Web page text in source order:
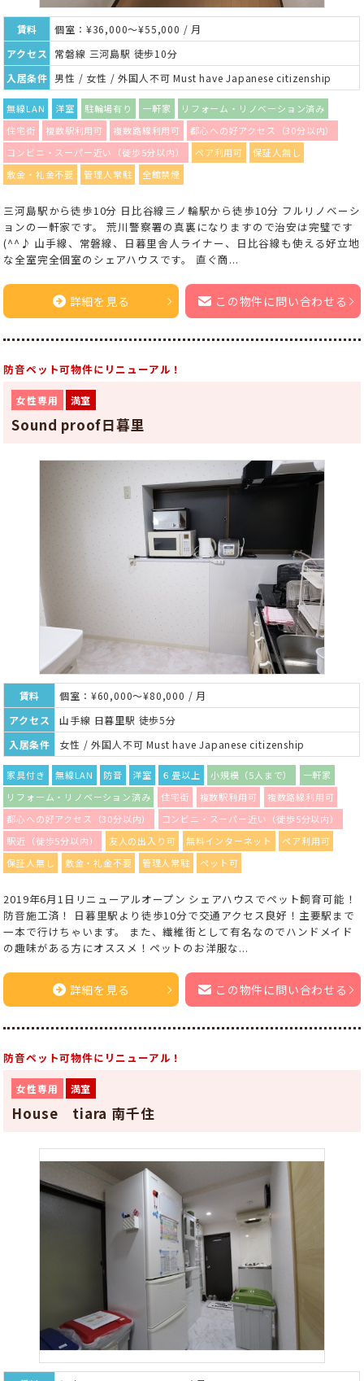
賃料
個室：¥36,000～¥55,000 / 月
アクセス
常磐線 三河島駅 徒歩10分
入居条件 男性 / 女性 / 外国人不可 Must have Japanese citizenship
無線LAN 洋室 駐輪場有り 一軒家
リフォーム・リノベーション済み
住宅街
複数駅利用可 複数路線利用可
都心への好アクセス（30分以内）
コンビニ・スーパー近い（徒歩5分以内）
ペア利用可
保証人無し
敷金・礼金不要
管理人常駐 全館禁煙
三河島駅から徒歩10分 日比谷線三ノ輪駅から徒歩10分 フルリノベーシ
ョンの一軒家です。 荒川警察署の真裏になりますので治安は完璧です
(^^♪ 山手線、常磐線、日暮里舎人ライナー、日比谷線も使える好立地
な全室完全個室のシェアハウスです。 直ぐ商...
詳細を見る この物件に問い合わせる
防音ペット可物件にリニューアル！
女性専用 満室
Sound proof日暮里
賃料
個室：¥60,000～¥80,000 / 月
アクセス
山手線 日暮里駅 徒歩5分
入居条件
女性 / 外国人不可 Must have Japanese citizenship
家具付き 無線LAN 防音 洋室 ６畳以上 小規模（5人まで）
一軒家
リフォーム・リノベーション済み
住宅街 複数駅利用可
複数路線利用可
都心への好アクセス（30分以内）
コンビニ・スーパー近い（徒歩5分以内）
駅近（徒歩5分以内）
友人の出入り可 無料インターネット
ペア利用可
保証人無し
敷金・礼金不要 管理人常駐 ペット可
2019年6月1日リニューアルオープン シェアハウスでペット飼育可能！
防音施工済！ 日暮里駅より徒歩10分で交通アクセス良好！主要駅まで
一本で行けちゃいます。 また、繊維街として有名なのでハンドメイド
の趣味がある方にオススメ！ペットのお洋服な...
詳細を見る この物件に問い合わせる
防音ペット可物件にリニューアル！
女性専用 満室
House tiara 南千住